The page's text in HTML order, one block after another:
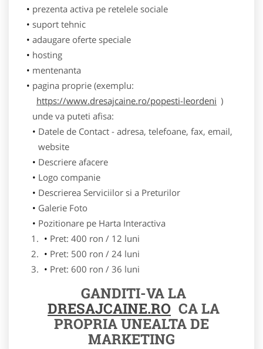
prezenta activa pe retelele sociale
suport tehnic
adaugare oferte speciale
hosting
mentenanta
pagina proprie (exemplu:
https://www.dresajcaine.ro/popesti-leordeni )
unde va puteti afisa:
Datele de Contact - adresa, telefoane, fax, email,
website
Descriere afacere
Logo companie
Descrierea Serviciilor si a Preturilor
Galerie Foto
Pozitionare pe Harta Interactiva
Pret: 400 ron / 12 luni
Pret: 500 ron / 24 luni
Pret: 600 ron / 36 luni
GANDITI-VA LA
DRESAJCAINE.RO CA LA
PROPRIA UNEALTA DE
MARKETING